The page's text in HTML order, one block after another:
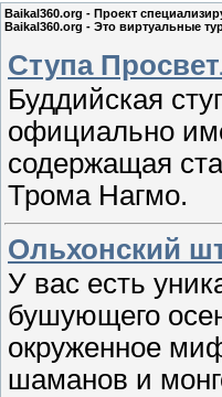
Baikal360.org - Проект
Baikal360.org - Это виртуальные
Ступа
Буддийская
официально
содержащая
Трома Нагмо.
Ольхонский
У вас есть
бушующего
окруженное
шаманов и